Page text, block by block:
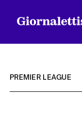
PREMIER LEAGUE